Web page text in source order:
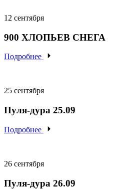
12 сентября
900 ХЛОПЬЕВ СНЕГА
Подробнее
25 сентября
Пуля-дура 25.09
Подробнее
26 сентября
Пуля-дура 26.09